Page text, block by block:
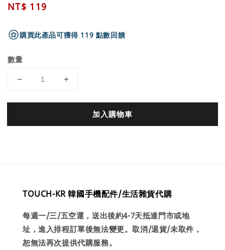
Regular
NT$ 119
購買此產品可獲得 119 點數回饋
數量
加入購物車
TOUCH-KR 韓國手機配件/生活雜貨代購
每週一/三/五空運，送出後約4-7天抵達門市或地
址，進入排程訂單後無法變更。取消/退貨/未取件，
恕無法再次提供代購服務。